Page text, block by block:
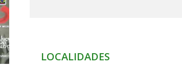
LOCALIDADES